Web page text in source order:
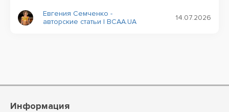
Евгения Семченко -
авторские статьи | BCAA.UA
14.07.2026
Информация